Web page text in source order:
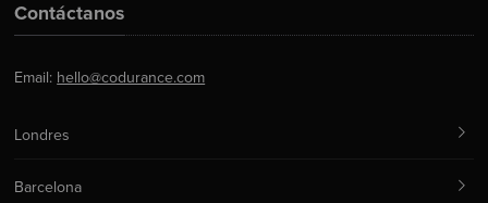
Contáctanos
Email: hello@codurance.com
Londres
Barcelona